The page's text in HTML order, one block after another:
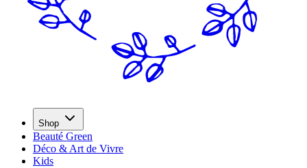
Shop
Beauté Green
Déco & Art de Vivre
Kids